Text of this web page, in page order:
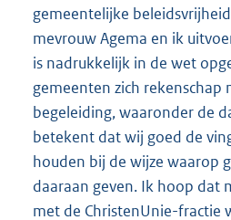
gemeentelijke
mevrouw Agema en ik
is nadrukkelijk in de wet
gemeenten zich rekenschap
begeleiding, waaronder de
betekent dat wij goed de
houden bij de wijze waarop
daaraan geven. Ik hoop dat
met de ChristenUnie-fractie